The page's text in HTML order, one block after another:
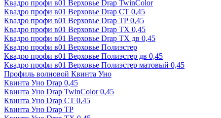
Квадро профи в01 Верховье Drap TwinColor
Квадро профи в01 Верховье Drap СТ 0,45
Квадро профи в01 Верховье Drap ТР 0,45
Квадро профи в01 Верховье Drap ТХ 0,45
Квадро профи в01 Верховье Drap ТХ дв 0,45
Квадро профи в01 Верховье Полиэстер
Квадро профи в01 Верховье Полиэстер дв 0,45
Квадро профи в01 Верховье Полиэстер матовый 0,45
Профиль волновой Квинта Уно
Квинта Уно Drap 0,45
Квинта Уно Drap TwinColor 0,45
Квинта Уно Drap СТ 0,45
Квинта Уно Drap ТР